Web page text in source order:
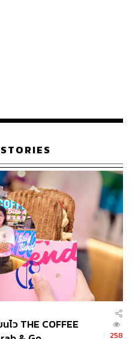
ด์เซิร์ฟทั่วไทยมารวมไว้
วามดีความชอบให้ ‘ต่อ’ บา
นกาแฟแถวหน้าในกระบี่อยู่
ซิร์ฟอีกครั้ง ต่อเป็นผู้คิดค้น
ลอง ใครเหงาแวะมานั่งคุย
ว THE COFFEE
258